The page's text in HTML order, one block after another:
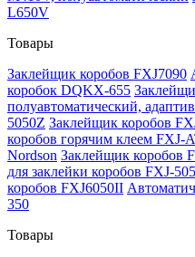
L650V
Товары
Заклейщик коробов FXJ7090
коробок DQKX-655
полуавтоматический,
5050Z Заклейщик коробов
коробов горячим клеем FXJ-
Nordson Заклейщик коробов
для заклейки коробов FXJ-
коробов FXJ6050II
350
Товары